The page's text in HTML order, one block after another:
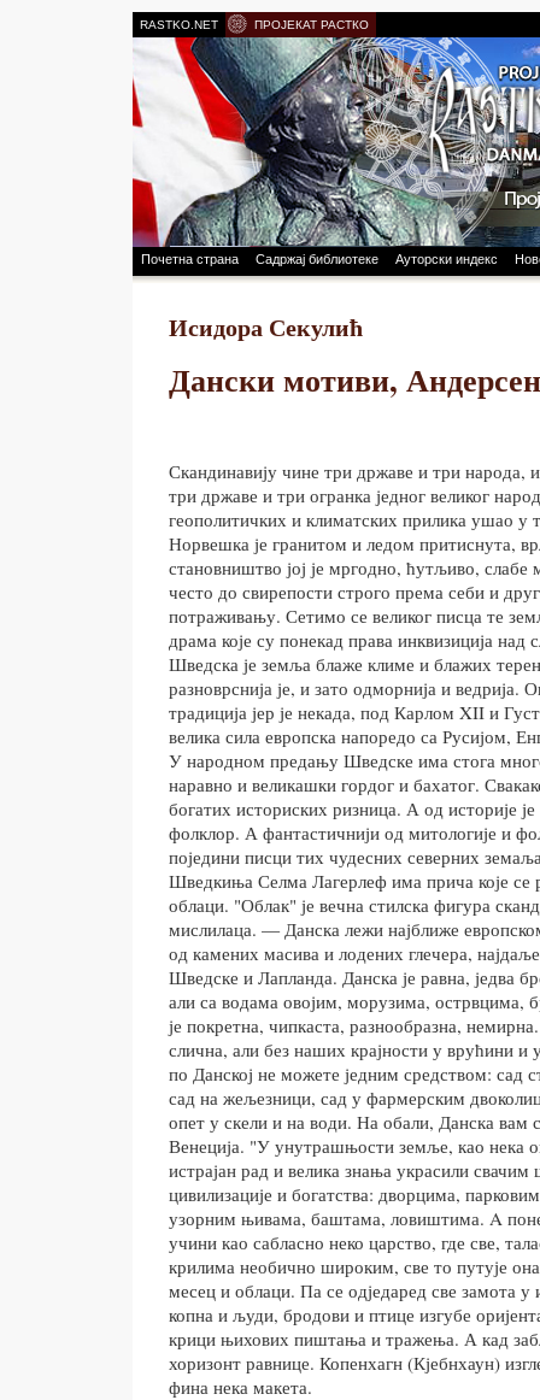
RASTKO.NET ПРОЈЕКАТ РАСТКО
Почетна страна Садржај библиотеке Ауторски индекс
Исидора Секулић
Дански мотиви,
Скандинавију чине три државе и три
три државе и три огранка једног великог
геополитичких и климатских прилика ушао у
Норвешка је гранитом и ледом притиснута,
становништво јој је мргодно, ћутљиво, слабе
често до свирепости строго према себи и
потраживању. Сетимо се великог писца те
драма које су понекад права инквизиција
Шведска је земља блаже климе и блажих
разноврснија је, и зато одморнија и ведрија.
традиција јер је некада, под Карлом XII и
велика сила европска напоредо са Русијом,
У народном предању Шведске има стога
наравно и великашки гордог и бахатог.
богатих историских ризница. А од историје
фолклор. А фантастичнији од митологије и
поједини писци тих чудесних северних земаља
Шведкиња Селма Лагерлеф има прича које се
облаци. "Облак" је вечна стилска фигура
мислилаца. — Данска лежи најближе
од камених масива и лодених глечера,
Шведске и Лапланда. Данска је равна, једва
али са водама овојим, морузима, острвцима,
је покретна, чипкаста, разнообразна,
слична, али без наших крајности у врућини
по Данској не можете једним средством: сад
сад на жељезници, сад у фармерским
опет у скели и на води. На обали, Данска вам
Венеција. "У унутрашњости земље, као нека
истрајан рад и велика знања украсили
цивилизације и богатства: дворцима,
узорним њивама, баштама, ловиштима. A
учини као сабласно неко царство, где све,
крилима необично широким, све то путује
месец и облаци. Па се одједаред све замота
копна и људи, бродови и птице изгубе
крици њихових пиштања и тражења. А кад
хоризонт равнице. Копенхагн (Кјебнхаун)
фина нека макета.